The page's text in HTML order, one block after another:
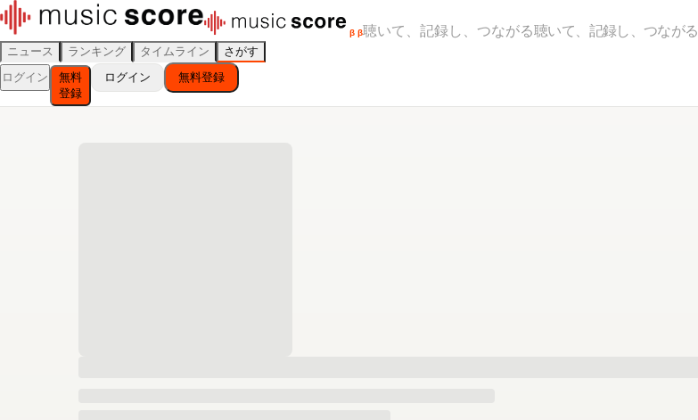
β β聴いて、記録し、つながる聴いて、記録し、つながる
ニュース ランキング タイムライン
さがす
ログイン
無料
登録
ログイン 無料登録